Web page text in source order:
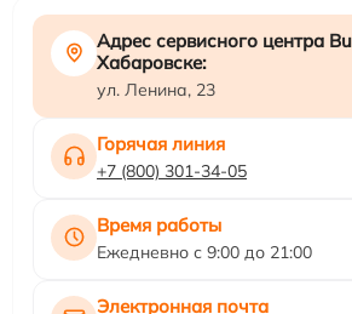
Адрес сервисного центра
Хабаровске:
ул. Ленина, 23
Горячая линия
+7 (800) 301-34-05
Время работы
Ежедневно с 9:00 до 21:00
Электронная почта